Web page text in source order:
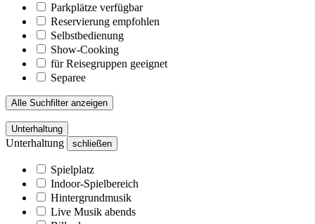
Parkplätze verfügbar
Reservierung empfohlen
Selbstbedienung
Show-Cooking
für Reisegruppen geeignet
Separee
Alle Suchfilter anzeigen
Unterhaltung
Unterhaltung schließen
Spielplatz
Indoor-Spielbereich
Hintergrundmusik
Live Musik abends